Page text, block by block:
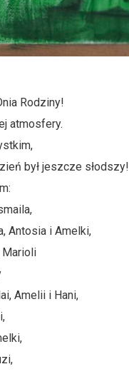
Rodziny!
atmosfery.
był jeszcze słodszy!
Antosia i Amelki,
Marioli
Amelii i Hani,